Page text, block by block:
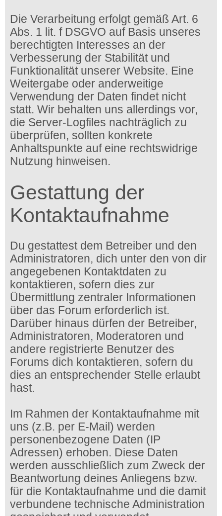
Die Verarbeitung erfolgt gemäß Art. 6
Abs. 1 lit. f DSGVO auf Basis unseres
berechtigten Interesses an der
Verbesserung der Stabilität und
Funktionalität unserer Website. Eine
Weitergabe oder anderweitige
Verwendung der Daten findet nicht
statt. Wir behalten uns allerdings vor,
die Server-Logfiles nachträglich zu
überprüfen, sollten konkrete
Anhaltspunkte auf eine rechtswidrige
Nutzung hinweisen.
Gestattung der
Kontaktaufnahme
Du gestattest dem Betreiber und den
Administratoren, dich unter den von dir
angegebenen Kontaktdaten zu
kontaktieren, sofern dies zur
Übermittlung zentraler Informationen
über das Forum erforderlich ist.
Darüber hinaus dürfen der Betreiber,
Administratoren, Moderatoren und
andere registrierte Benutzer des
Forums dich kontaktieren, sofern du
dies an entsprechender Stelle erlaubt
hast.
Im Rahmen der Kontaktaufnahme mit
uns (z.B. per E-Mail) werden
personenbezogene Daten (IP
Adressen) erhoben. Diese Daten
werden ausschließlich zum Zweck der
Beantwortung deines Anliegens bzw.
für die Kontaktaufnahme und die damit
verbundene technische Administration